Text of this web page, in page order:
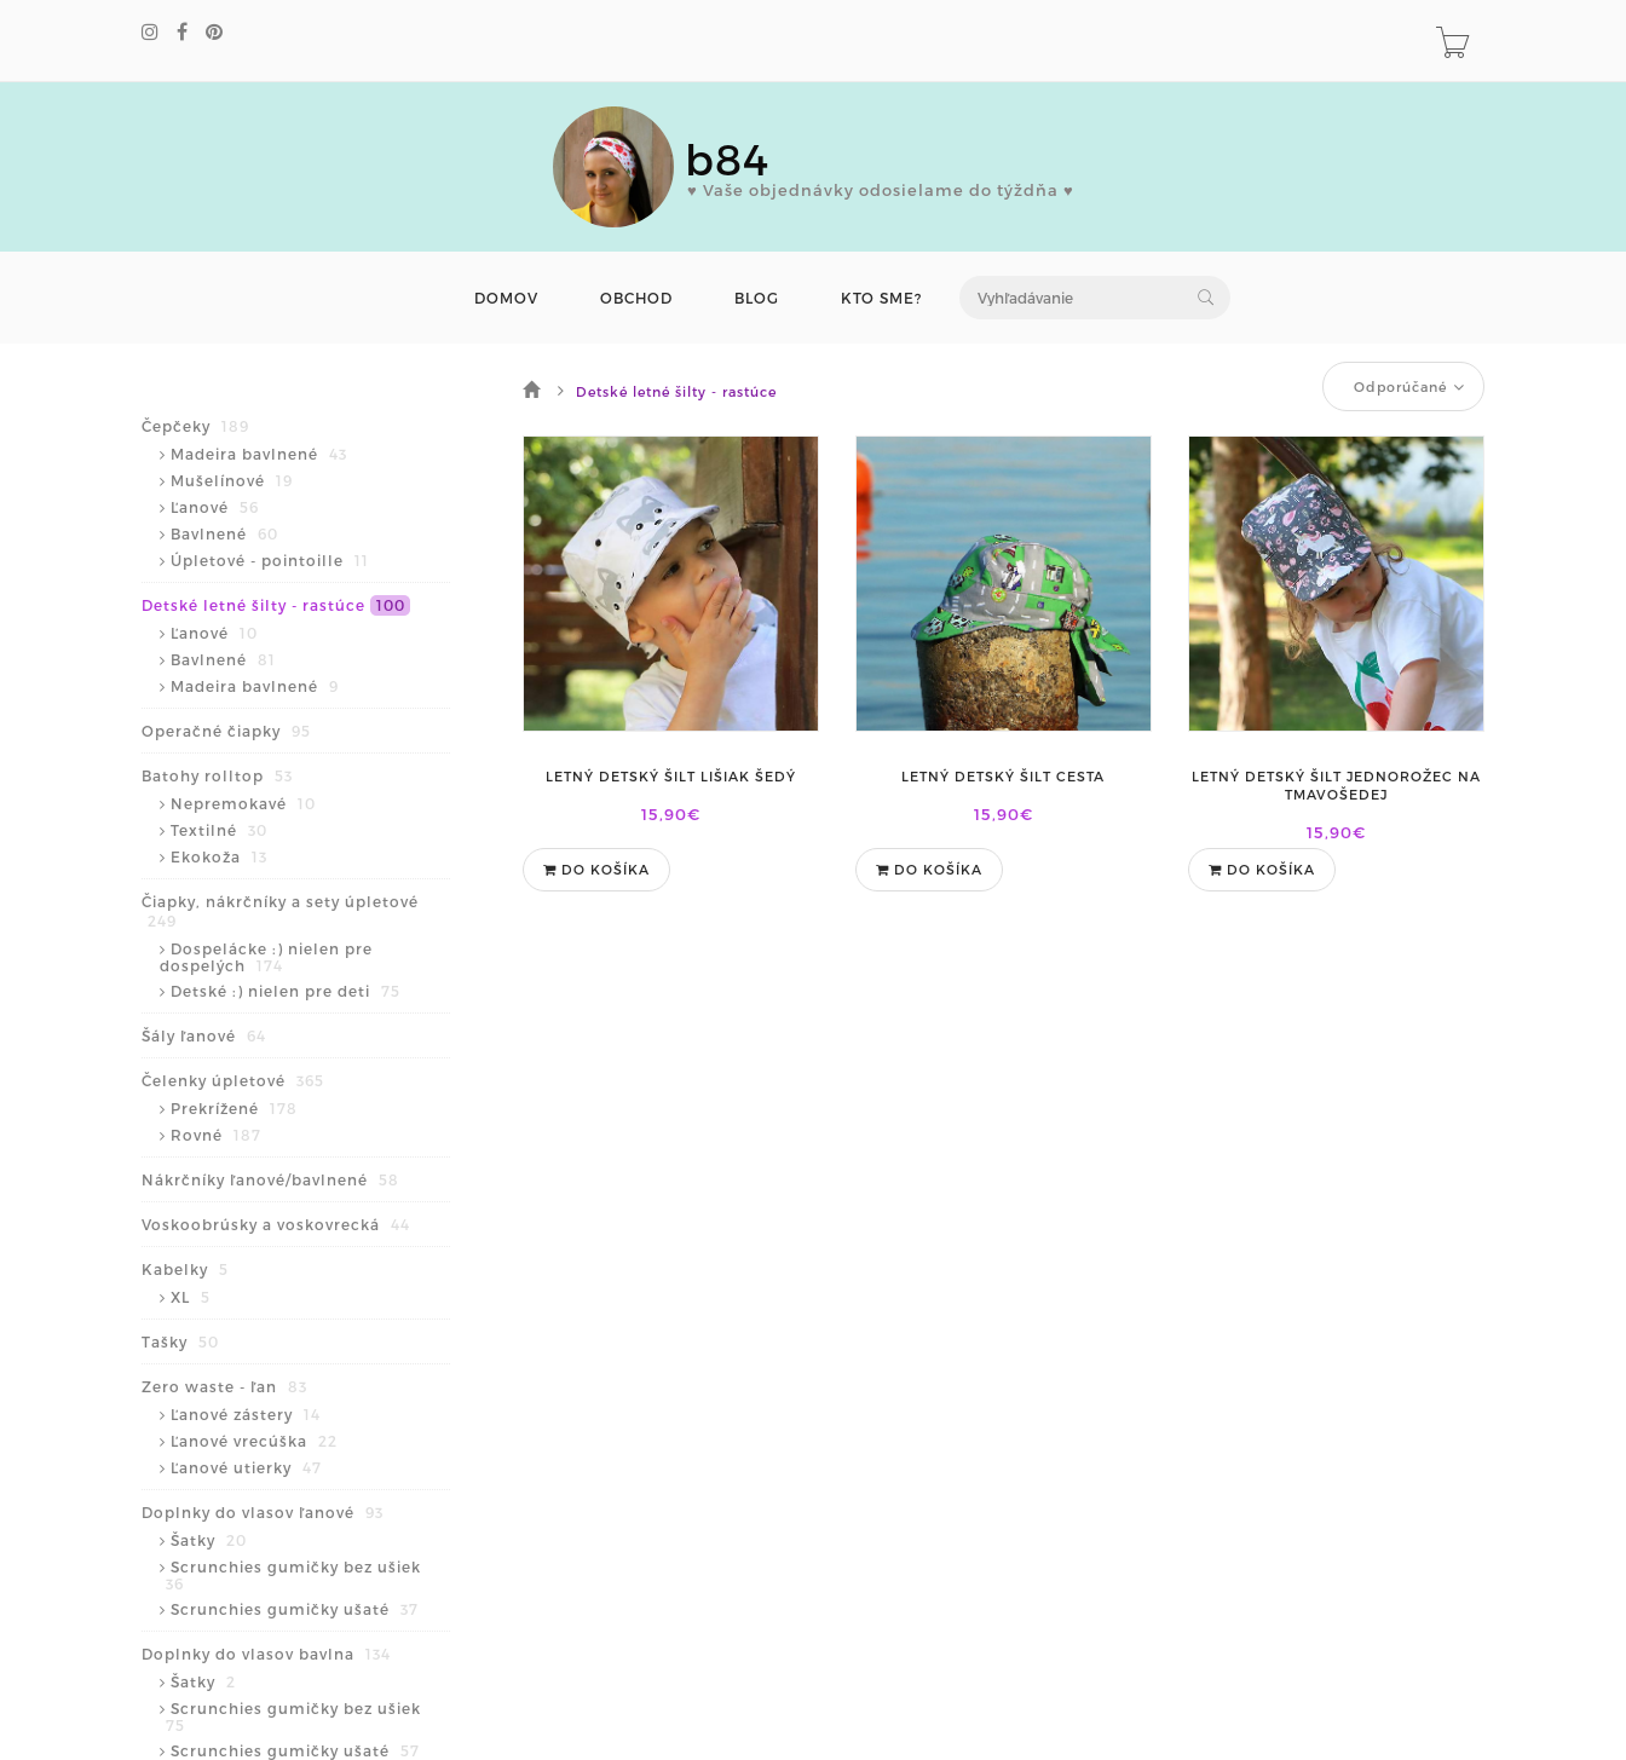
b84
♥ Vaše objednávky odosielame do týždňa ♥
DOMOV OBCHOD BLOG KTO SME?
Čepčeky
189
Madeira bavlnené
43
Mušelínové
19
Ľanové
56
Bavlnené
60
Úpletové - pointoille
11
Detské letné šilty - rastúce
100
Ľanové
10
Bavlnené
81
Madeira bavlnené
9
Operačné čiapky 95
Batohy rolltop
53
Nepremokavé
10
Textilné
30
Ekokoža
13
Čiapky, nákrčníky a sety úpletové
249
Dospelácke :) nielen pre
dospelých
174
Detské :) nielen pre deti
75
Šály ľanové 64
Čelenky úpletové
365
Prekrížené
178
Rovné
187
Nákrčníky ľanové/bavlnené 58
Voskoobrúsky a voskovrecká 44
Kabelky
5
XL
5
Tašky 50
Zero waste - ľan
83
Ľanové zástery
14
Ľanové vrecúška
22
Ľanové utierky
47
Doplnky do vlasov ľanové
93
Šatky
20
Scrunchies gumičky bez ušiek
36
Scrunchies gumičky ušaté
37
Doplnky do vlasov bavlna
134
Šatky
2
Scrunchies gumičky bez ušiek
75
Scrunchies gumičky ušaté
57
Detské letné šilty - rastúce Odporúčané
LETNÝ DETSKÝ ŠILT LIŠIAK ŠEDÝ
15,90€
DO KOŠÍKA
LETNÝ DETSKÝ ŠILT CESTA
15,90€
DO KOŠÍKA
LETNÝ DETSKÝ ŠILT JEDNOROŽEC NA
TMAVOŠEDEJ
15,90€
DO KOŠÍKA